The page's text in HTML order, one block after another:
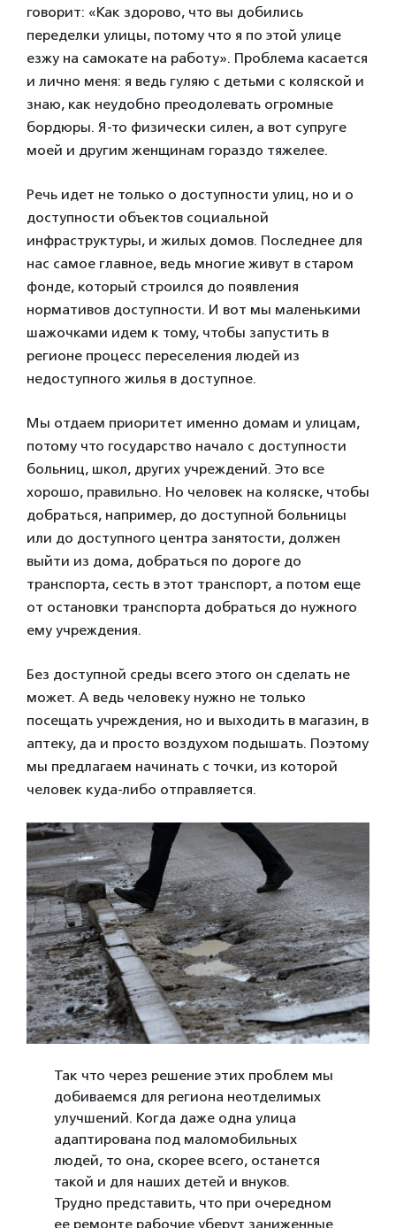
говорит: «Как здорово, что вы добились
переделки улицы, потому что я по этой улице
езжу на самокате на работу». Проблема касается
и лично меня: я ведь гуляю с детьми с коляской и
знаю, как неудобно преодолевать огромные
бордюры. Я-то физически силен, а вот супруге
моей и другим женщинам гораздо тяжелее.
Речь идет не только о доступности улиц, но и о
доступности объектов социальной
инфраструктуры, и жилых домов. Последнее для
нас самое главное, ведь многие живут в старом
фонде, который строился до появления
нормативов доступности. И вот мы маленькими
шажочками идем к тому, чтобы запустить в
регионе процесс переселения людей из
недоступного жилья в доступное.
Мы отдаем приоритет именно домам и улицам,
потому что государство начало с доступности
больниц, школ, других учреждений. Это все
хорошо, правильно. Но человек на коляске, чтобы
добраться, например, до доступной больницы
или до доступного центра занятости, должен
выйти из дома, добраться по дороге до
транспорта, сесть в этот транспорт, а потом еще
от остановки транспорта добраться до нужного
ему учреждения.
Без доступной среды всего этого он сделать не
может. А ведь человеку нужно не только
посещать учреждения, но и выходить в магазин, в
аптеку, да и просто воздухом подышать. Поэтому
мы предлагаем начинать с точки, из которой
человек куда-либо отправляется.
Так что через решение этих проблем мы
добиваемся для региона неотделимых
улучшений. Когда даже одна улица
адаптирована под маломобильных
людей, то она, скорее всего, останется
такой и для наших детей и внуков.
Трудно представить, что при очередном
ее ремонте рабочие уберут заниженные